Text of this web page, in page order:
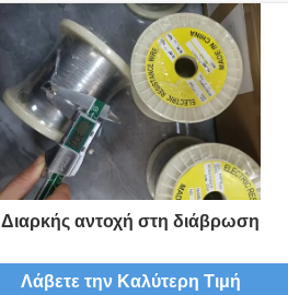
Διαρκής αντοχή στη διάβρωση
Λάβετε την Καλύτερη Τιμή